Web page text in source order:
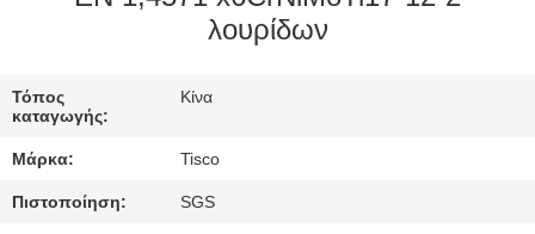
ΜΑΣ
ΕΛΆΤΕ
λουρίδων
Τόπος
καταγωγής:
Κίνα
Μάρκα: Tisco
Πιστοποίηση: SGS